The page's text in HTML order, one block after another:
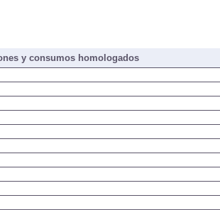
y consumos homologados